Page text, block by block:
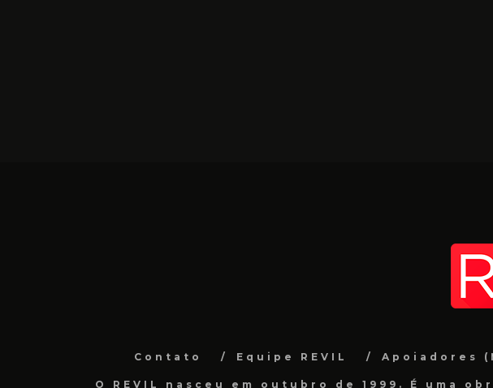
Contato Equipe REVIL Apoiadores
O REVIL nasceu em outubro de 1999. É uma